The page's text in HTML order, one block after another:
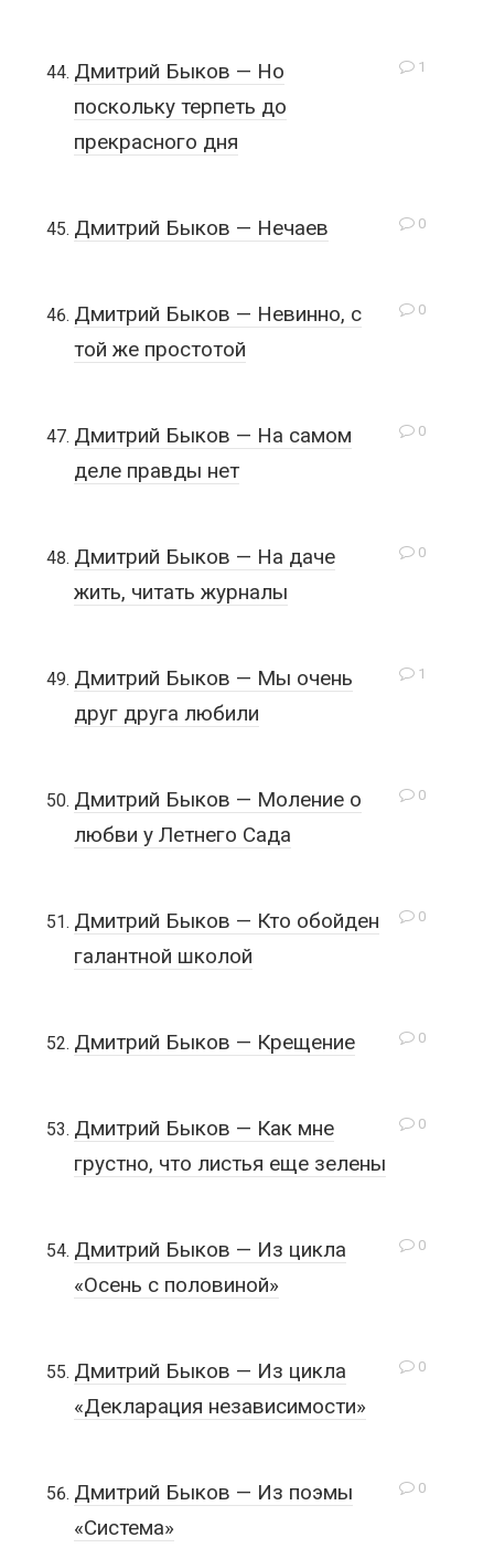
1
Дмитрий Быков — Но
поскольку терпеть до
прекрасного дня
0
Дмитрий Быков — Нечаев
0
Дмитрий Быков — Невинно, с
той же простотой
0
Дмитрий Быков — На самом
деле правды нет
0
Дмитрий Быков — На даче
жить, читать журналы
1
Дмитрий Быков — Мы очень
друг друга любили
0
Дмитрий Быков — Моление о
любви у Летнего Сада
0
Дмитрий Быков — Кто обойден
галантной школой
0
Дмитрий Быков — Крещение
0
Дмитрий Быков — Как мне
грустно, что листья еще зелены
0
Дмитрий Быков — Из цикла
«Осень с половиной»
0
Дмитрий Быков — Из цикла
«Декларация независимости»
0
Дмитрий Быков — Из поэмы
«Система»